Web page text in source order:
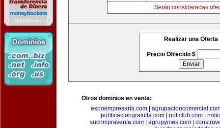
Serán consideradas
Realizar una Oferta
Precio Ofrecido $
Otros dominios en venta:
expoempresaria.com|
publicaciongratuita.com| noticlub.com|
sucompraventa.com
agropymes.com